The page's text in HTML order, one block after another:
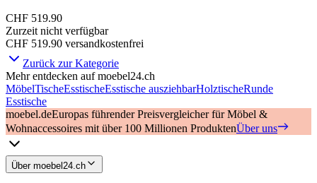
CHF 519.90
Zurzeit nicht verfügbar
CHF 519.90 versandkostenfrei
Zurück zur Kategorie
Mehr entdecken auf moebel24.ch
MöbelTischeEsstischeEsstische ausziehbarHolztischeRunde
Esstische
moebel.deEuropas führender Preisvergleicher für Möbel &
Wohnaccessoires mit über 100 Millionen ProduktenÜber uns
Über moebel24.ch